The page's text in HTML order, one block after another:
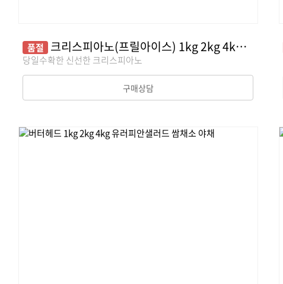
품절 크리스피아노(프릴아이스) 1kg 2kg 4kg 유러피안샐러드 쌈채소 야채
당일수확한 신선한 크리스피아노
구매상담